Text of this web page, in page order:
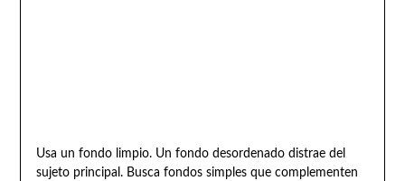
Usa un fondo limpio. Un fondo desordenado distrae del
sujeto principal. Busca fondos simples que complementen